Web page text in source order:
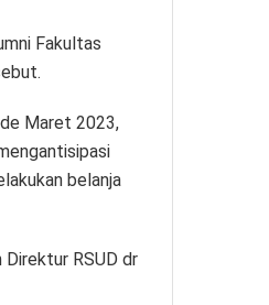
Fakultas
Maret 2023,
belanja
Direktur RSUD dr